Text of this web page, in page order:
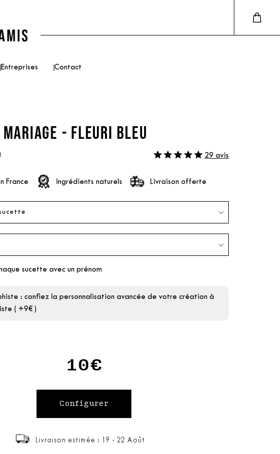
Entreprises Contact
MARIAGE - FLEURI BLEU
29 avis
France Ingrédients naturels Livraison offerte
sucette avec un prénom
: confiez la personnalisation avancée de votre création à
( +9€ )
10€
Livraison estimée : 19 - 22 Août